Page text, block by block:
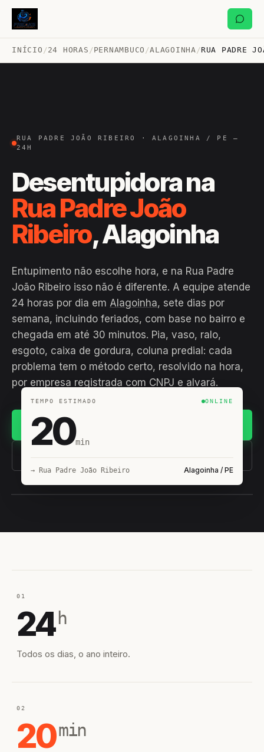
INÍCIO /24 HORAS /PERNAMBUCO /ALAGOINHA /RUA PADRE
RUA PADRE JOÃO RIBEIRO · ALAGOINHA / PE —
24H
Desentupidora na
Rua Padre João
Ribeiro, Alagoinha
Entupimento não escolhe hora, e na Rua Padre
João Ribeiro isso não é diferente. A equipe atende
24 horas por dia em Alagoinha, sete dias por
semana, incluindo feriados, com base no bairro e
chegada em até 30 minutos. Pia, vaso, ralo,
esgoto, caixa de gordura, coluna predial: cada
problema tem o método certo, resolvido na hora,
por empresa registrada com CNPJ e alvará.
(11) 93407-8838
TEMPO ESTIMADO ONLINE
20min
→ Rua Padre João Ribeiro Alagoinha / PE
01
24 h
Todos os dias, o ano inteiro.
02
20min